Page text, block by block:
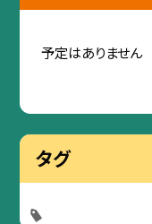
予定はありません
タグ